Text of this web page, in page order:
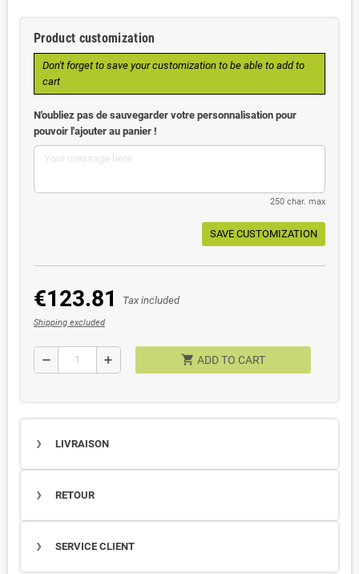
Product customization
Don't forget to save your customization to be able to add to
cart
N'oubliez pas de sauvegarder votre personnalisation pour
pouvoir l'ajouter au panier !
250 char. max
SAVE CUSTOMIZATION
€123.81 Tax included
Shipping excluded
remove add shopping_cart ADD TO CART
LIVRAISON
RETOUR
SERVICE CLIENT